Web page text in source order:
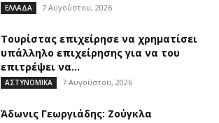
ΕΛΛΑΔΑ 7 Αυγούστου, 2026
Τουρίστας επιχείρησε να χρηματίσει
υπάλληλο επιχείρησης για να του
επιτρέψει να...
ΑΣΤΥΝΟΜΙΚΑ 7 Αυγούστου, 2026
Άδωνις Γεωργιάδης: Ζούγκλα